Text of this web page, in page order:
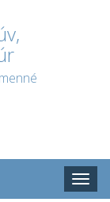
Toggle